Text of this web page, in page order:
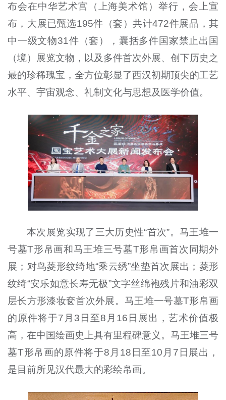
布会在中华艺术宫（上海美术馆）举行，会上宣
布，大展已甄选195件（套）共计472件展品，其
中一级文物31件（套），囊括多件国家禁止出国
（境）展览文物，以及多件首次外展、创下历史之
最的珍稀瑰宝，全方位彰显了西汉初期顶尖的工艺
水平、宇宙观念、礼制文化与思想及医学价值。
本次展览实现了三大历史性“首次”。马王堆一
号墓T形帛画和马王堆三号墓T形帛画首次同期外
展；对鸟菱形纹绮地“乘云绣”坐垫首次展出；菱形
纹绮“安乐如意长寿无极”文字丝绵袍残片和油彩双
层长方形漆妆奁首次外展。马王堆一号墓T形帛画
的原件将于7月3日至8月16日展出，艺术价值极
高，在中国绘画史上具有里程碑意义。马王堆三号
墓T形帛画的原件将于8月18日至10月7日展出，
是目前所见汉代最大的彩绘帛画。